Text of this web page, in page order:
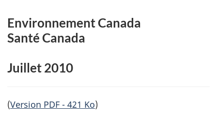
Environnement Canada
Santé Canada
Juillet 2010
(Version PDF - 421 Ko)